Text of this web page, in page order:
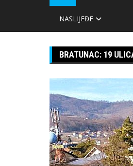
NASLIJEĐE
BRATUNAC: 19